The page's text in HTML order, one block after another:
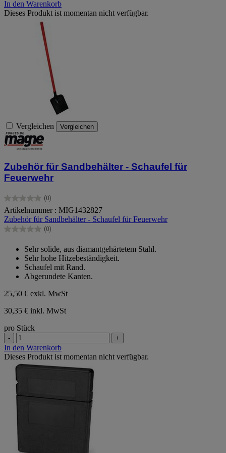
In den Warenkorb
Dieses Produkt ist momentan nicht verfügbar.
Vergleichen Vergleichen
Zubehör für Sandbehälter - Schaufel für
Feuerwehr
(0)
0.0
von
5
Sternen.
Artikelnummer : MIG1432827
Zubehör für Sandbehälter - Schaufel für Feuerwehr
(0)
0.0
Sternen.
Sehr solide, aus diamantgehärtetem Stahl.
Sehr hohe Hitzebeständigkeit.
Schaufel mit Rand.
Abgerundete Kanten.
25,50 € exkl. MwSt
30,35 € inkl. MwSt
pro Stück
- +
In den Warenkorb
Dieses Produkt ist momentan nicht verfügbar.